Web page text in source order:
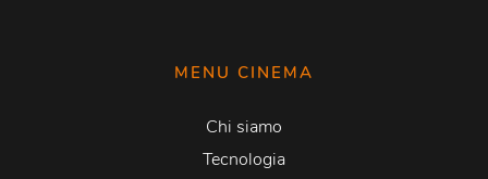
MENU CINEMA
Chi siamo
Tecnologia